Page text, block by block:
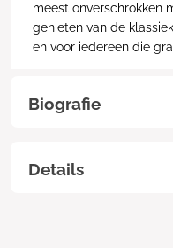
meest onverschrokken
genieten van de
en voor iedereen die
Biografie
Details